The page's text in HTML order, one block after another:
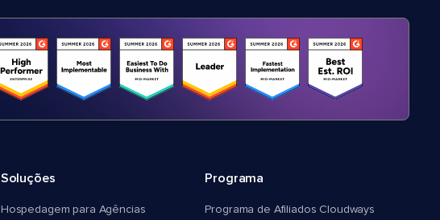
Soluções
Hospedagem para Agências
Programa
Programa de Afiliados Cloudways